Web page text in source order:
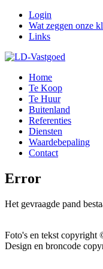
Login
Wat zeggen onze
Links
Home
Te Koop
Te Huur
Buitenland
Referenties
Diensten
Waardebepaling
Contact
Error
Het gevraagde pand
Foto's en tekst copyright
Design en broncode